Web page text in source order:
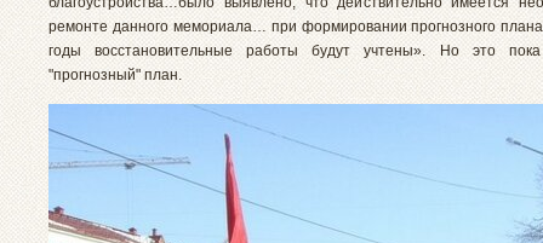
ремонте данного мемориала… при формировании прогнозного
годы восстановительные работы будут учтены». Но это
"прогнозный" план.